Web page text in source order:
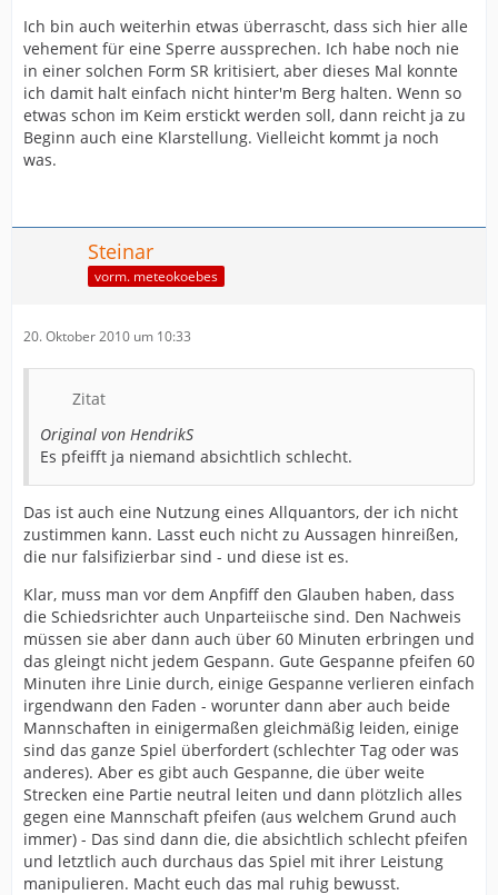
Ich bin auch weiterhin etwas überrascht, dass sich hier alle
vehement für eine Sperre aussprechen. Ich habe noch nie
in einer solchen Form SR kritisiert, aber dieses Mal konnte
ich damit halt einfach nicht hinter'm Berg halten. Wenn so
etwas schon im Keim erstickt werden soll, dann reicht ja zu
Beginn auch eine Klarstellung. Vielleicht kommt ja noch
was.
Steinar
vorm. meteokoebes
20. Oktober 2010 um 10:33
Zitat
Original von HendrikS
Es pfeifft ja niemand absichtlich schlecht.
Das ist auch eine Nutzung eines Allquantors, der ich nicht
zustimmen kann. Lasst euch nicht zu Aussagen hinreißen,
die nur falsifizierbar sind - und diese ist es.
Klar, muss man vor dem Anpfiff den Glauben haben, dass
die Schiedsrichter auch Unparteiische sind. Den Nachweis
müssen sie aber dann auch über 60 Minuten erbringen und
das gleingt nicht jedem Gespann. Gute Gespanne pfeifen 60
Minuten ihre Linie durch, einige Gespanne verlieren einfach
irgendwann den Faden - worunter dann aber auch beide
Mannschaften in einigermaßen gleichmäßig leiden, einige
sind das ganze Spiel überfordert (schlechter Tag oder was
anderes). Aber es gibt auch Gespanne, die über weite
Strecken eine Partie neutral leiten und dann plötzlich alles
gegen eine Mannschaft pfeifen (aus welchem Grund auch
immer) - Das sind dann die, die absichtlich schlecht pfeifen
und letztlich auch durchaus das Spiel mit ihrer Leistung
manipulieren. Macht euch das mal ruhig bewusst.